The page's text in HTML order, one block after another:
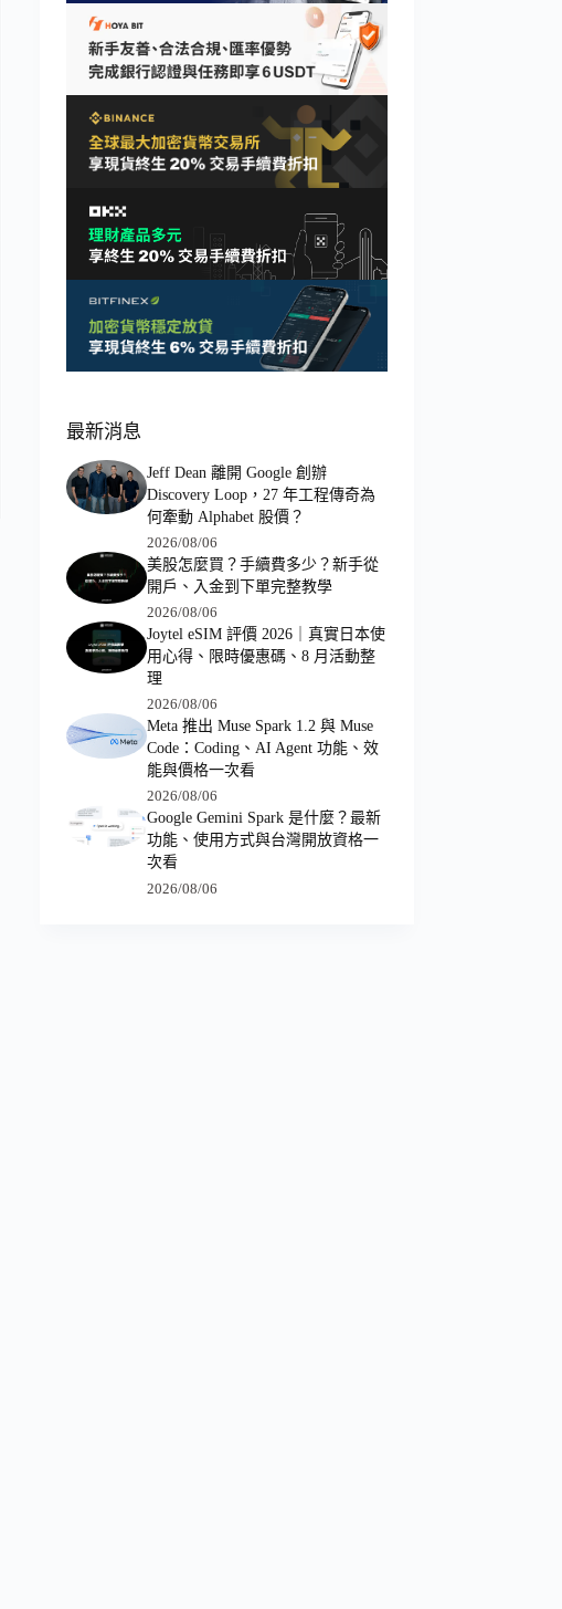
最新消息
Jeff Dean 離開 Google 創辦
Discovery Loop，27 年工程傳奇為
何牽動 Alphabet 股價？
2026/08/06
美股怎麼買？手續費多少？新手從
開戶、入金到下單完整教學
2026/08/06
Joytel eSIM 評價 2026｜真實日本使
用心得、限時優惠碼、8 月活動整
理
2026/08/06
Meta 推出 Muse Spark 1.2 與 Muse
Code：Coding、AI Agent 功能、效
能與價格一次看
2026/08/06
Google Gemini Spark 是什麼？最新
功能、使用方式與台灣開放資格一
次看
2026/08/06